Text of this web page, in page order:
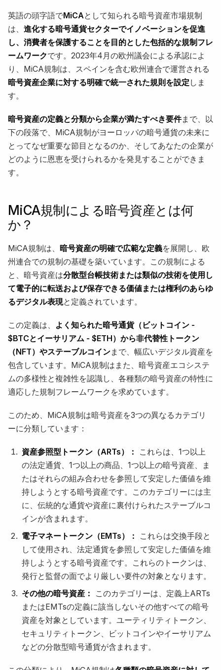
英語の頭字語でMiCAとして知られる暗号資産市場規制
は、 進化する暗号通貨セクターでイノベーションを促進
し、消費者を保護することを目的とした包括的な規制フレ
ームワークです。2023年4月の欧州議会による承認によ
り、MiCA規制は、スペインを含む欧州連合で運営される
暗号資産企業に対する明確で統一された規則を設定 しま
す。
暗号資産の定義と分類から企業が満たすべき要件まで、以
下の段落で、MiCA規制がヨーロッパの暗号通貨の未来に
とってなぜ重要な節目となるのか、そしてあなたの企業が
どのように恩恵を受けられるかを発見することができま
す。
MiCA規制による暗号資産とは何
か？
MiCA規制は、 暗号資産の明確で広範な定義を展開し、欧
州連合での規制の基礎を築いています。この規制による
と、暗号資産は分散型台帳技術または類似の技術を使用し
て電子的に転送および保存できる価値または権利のあらゆ
るデジタル表現と定義されています。
この定義は、 よく知られた暗号通貨（ビットコイン -
$BTCとイーサリアム - $ETH）から非代替性トークン
（NFT）やステーブルコインまで、幅広いデジタル資産を
包含しています。MiCA規制はまた、暗号資産エコシステ
ムの多様性と複雑性を認識し、各種類の暗号資産の特性に
適応した規制フレームワークを求めています。
このため、MiCA規制は暗号資産を3つの異なるカテゴリ
ーに分類しています：
資産参照型トークン（ARTs）：
これらは、1つ以上
の法定通貨、1つ以上の商品、1つ以上の暗号資産、ま
たはそれらの組み合わせを参照して安定した価値を維
持しようとする暗号資産です。このカテゴリーには主
に、伝統的な通貨や資産に裏付けられたステーブルコ
インが含まれます。
電子マネートークン（EMTs）：
これらは交換手段と
して使用され、法定通貨を参照して安定した価値を維
持しようとする暗号資産です。これらのトークンは、
発行と監督の面でより厳しい要件の対象となります。
その他の暗号資産：
このカテゴリーは、定義上ARTs
またはEMTsの定義に該当しないその他すべての暗号
資産を対象としています。ユーティリティトークン、
セキュリティトークン、ビットコインやイーサリアム
などの分散型暗号通貨が含まれます。